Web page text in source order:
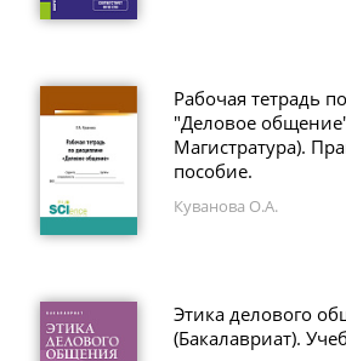
Рабочая тетрадь
"Деловое
Магистратура).
пособие.
Куванова О.А.
Этика делового
(Бакалавриат).